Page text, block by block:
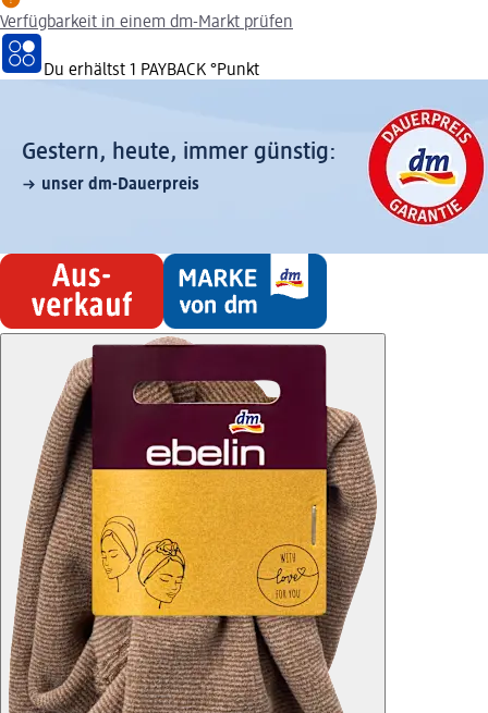
Verfügbarkeit in einem dm-Markt prüfen
Du erhältst 1 PAYBACK °Punkt
Gestern, heute, immer günstig:
unser dm-Dauerpreis